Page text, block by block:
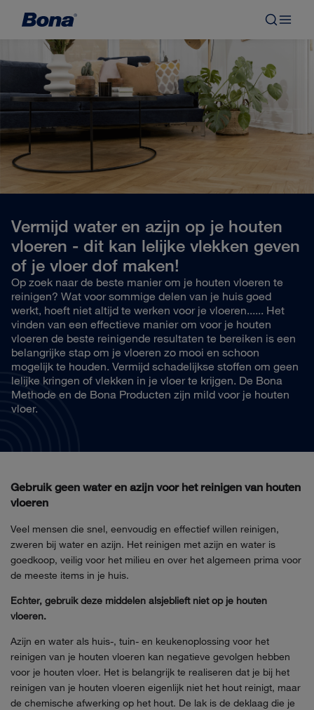
Vermijd water en azijn op je houten
vloeren - dit kan lelijke vlekken geven
of je vloer dof maken!
Op zoek naar de beste manier om je houten vloeren te
reinigen? Wat voor sommige delen van je huis goed
werkt, hoeft niet altijd te werken voor je vloeren...... Het
vinden van een effectieve manier om voor je houten
vloeren de beste reinigende resultaten te bereiken is een
belangrijke stap om je vloeren zo mooi en schoon
mogelijk te houden. Vermijd schadelijkse stoffen om geen
lelijke kringen of vlekken in je vloer te krijgen. De Bona
Methode en de Bona Producten zijn mild voor je houten
vloer.
Gebruik geen water en azijn voor het reinigen van houten
vloeren
Veel mensen die snel, eenvoudig en effectief willen reinigen,
zweren bij water en azijn. Het reinigen met azijn en water is
goedkoop, veilig voor het milieu en over het algemeen prima voor
de meeste items in je huis.
Echter, gebruik deze middelen alsjeblieft niet op je houten
vloeren.
Azijn en water als huis-, tuin- en keukenoplossing voor het
reinigen van je houten vloeren kan negatieve gevolgen hebben
voor je houten vloer. Het is belangrijk te realiseren dat je bij het
reinigen van je houten vloeren eigenlijk niet het hout reinigt, maar
de chemische afwerking op het hout. De lak is de deklaag die je